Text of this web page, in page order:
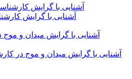
آشنایی با گرایش
آشنایی با گرایش میدان و موج در